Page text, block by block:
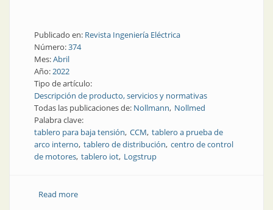
Publicado en: Revista Ingeniería Eléctrica
Número:374
Mes:Abril
Año:2022
Tipo de artículo:
Descripción de producto, servicios y normativas
Todas las publicaciones de: Nollmann Nollmed
Palabra clave:
tablero para baja tensión CCM tablero a prueba de
arco interno tablero de distribución centro de control
de motores tablero iot Logstrup
Read moreabout Tableros configurables de máxima seguridad